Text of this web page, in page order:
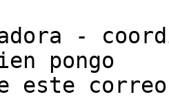
-
pongo
este